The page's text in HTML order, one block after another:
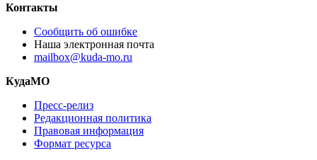
Контакты
Сообщить об ошибке
Наша электронная почта
mailbox@kuda-mo.ru
КудаМО
Пресс-релиз
Редакционная политика
Правовая информация
Формат ресурса